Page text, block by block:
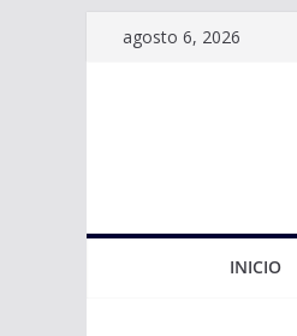
Saltaragosto 6, 2026
INICIO